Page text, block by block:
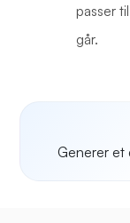
passer
går.
Generer et